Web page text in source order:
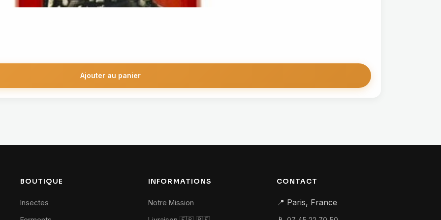
Ajouter au panier
BOUTIQUE
Insectes
INFORMATIONS
Notre Mission
CONTACT
📍 Paris, France